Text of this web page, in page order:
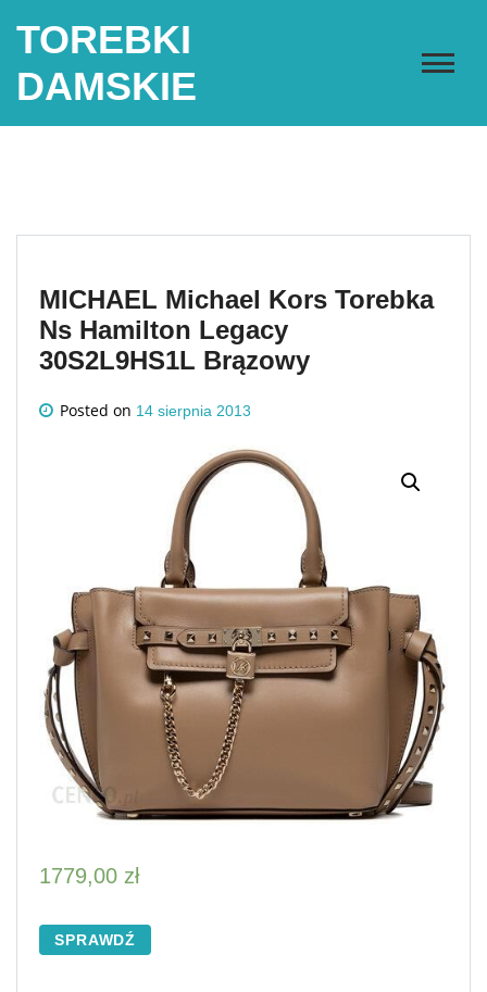
TOREBKI
DAMSKIE
MICHAEL Michael Kors Torebka
Ns Hamilton Legacy
30S2L9HS1L Brązowy
Posted on 14 sierpnia 2013
1779,00 zł
SPRAWDŹ